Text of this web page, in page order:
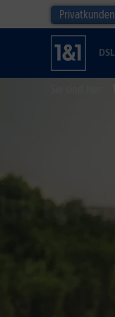
Privatkunden
DSL